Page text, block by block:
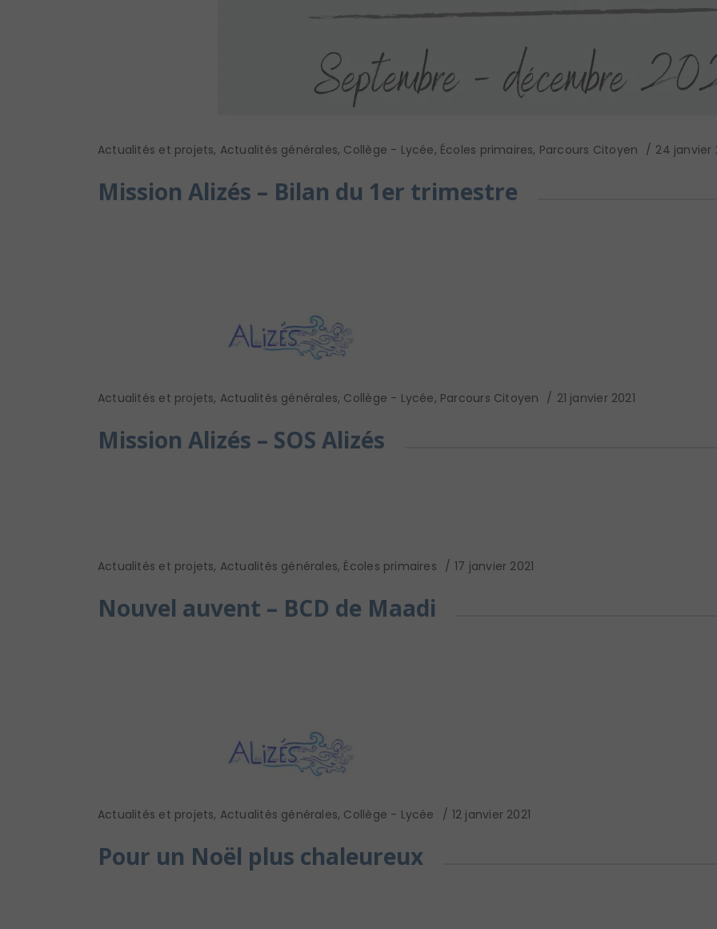
Actualités et projets, Actualités générales, Collège - Lycée, Écoles primaires, Parcours Citoyen 24 janvier
Mission Alizés – Bilan du 1er trimestre
Actualités et projets, Actualités générales, Collège - Lycée, Parcours Citoyen 21 janvier 2021
Mission Alizés – SOS Alizés
Actualités et projets, Actualités générales, Écoles primaires 17 janvier 2021
Nouvel auvent – BCD de Maadi
Actualités et projets, Actualités générales, Collège - Lycée 12 janvier 2021
Pour un Noël plus chaleureux